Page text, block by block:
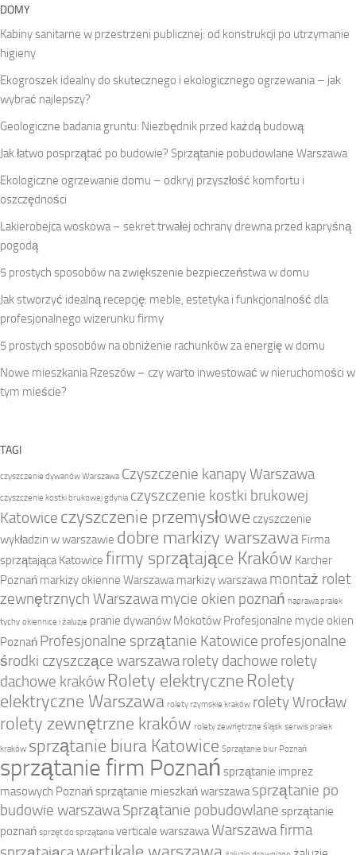
DOMY
Kabiny sanitarne w przestrzeni publicznej: od konstrukcji po utrzymanie
higieny
Ekogroszek idealny do skutecznego i ekologicznego ogrzewania – jak
wybrać najlepszy?
Geologiczne badania gruntu: Niezbędnik przed każdą budową
Jak łatwo posprzątać po budowie? Sprzątanie pobudowlane Warszawa
Ekologiczne ogrzewanie domu – odkryj przyszłość komfortu i
oszczędności
Lakierobejca woskowa – sekret trwałej ochrany drewna przed kapryśną
pogodą
5 prostych sposobów na zwiększenie bezpieczeństwa w domu
Jak stworzyć idealną recepcję: meble, estetyka i funkcjonalność dla
profesjonalnego wizerunku firmy
5 prostych sposobów na obniżenie rachunków za energię w domu
Nowe mieszkania Rzeszów – czy warto inwestować w nieruchomości w
tym mieście?
TAGI
czyszczenie dywanów Warszawa Czyszczenie kanapy Warszawa
czyszczenie kostki brukowej gdynia czyszczenie kostki brukowej
Katowice czyszczenie przemysłowe czyszczenie
wykładzin w warszawie dobre markizy warszawa Firma
sprzątająca Katowice firmy sprzątające Kraków Karcher
Poznań markizy okienne Warszawa markizy warszawa montaż rolet
zewnętrznych Warszawamycie okien poznań naprawa pralek
tychy okiennice i żaluzje pranie dywanów Mokotów Profesjonalne mycie okien
Poznań Profesjonalne sprzątanie Katowice profesjonalne
środki czyszczące warszawarolety dachowe rolety
dachowe kraków Rolety elektryczne Rolety
elektryczne Warszawa rolety rzymskie kraków rolety Wrocław
rolety zewnętrzne kraków rolety zewnętrzne śląsk serwis pralek
kraków sprzątanie biura Katowice Sprzątanie biur Poznań
sprzątanie firm Poznań sprzątanie imprez
masowych Poznańsprzątanie mieszkań warszawa sprzątanie po
budowie warszawaSprzątanie pobudowlane sprzątanie
poznań sprzęt do sprzątania verticale warszawaWarszawa firma